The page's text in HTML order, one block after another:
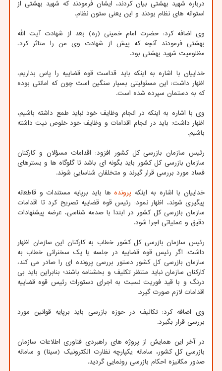
درباره شهید بهشتی بیان کردند، ایشان فرمودند که شهید بهشتی از
استوانه های نظام بودند و این یعنی ستون نظام.
وی اضافه کرد: حضرت امام خمینی (ره) بعد از شهادت آیت الله
بهشتی فرمودند آنچه که پیش از شهادت وی من را متاثر کرد،
مظلومیت شهید بهشتی بود.
خداییان با اشاره به اینکه باید قداست قوه قضاییه را پاس بداریم،
اظهار داشت: این مسئولیتی بسیار سنگین است چون که امانتی بوده
که به دستمان سپرده شده است.
وی با اشاره به اینکه در انجام وظایف خود نباید طمع داشته باشیم،
اظهار داشت: باید در انجام اقدامات و وظایف خود خلوص نیت داشته
باشیم.
رئیس سازمان بازرسی کل کشور افزود: اقدامات مسؤلان و کارکنان
سازمان بازرسی کل کشور باید بگونه ای باشد تا گلوگاه ها و بسترهای
فساد مورد بررسی قرار گیرند و متخلفان شناسایی شوند.
خداییان با اشاره به اینکه پرونده ها باید برپایه مستندات و قاطعانه
پیگیری شوند، اظهار نمود: رئیس قوه قضاییه تصریح کرد تا اقدامات
سازمان بازرسی کل کشور در ابتدا با صدمه شناسی، عرضه پیشنهادات
دقیق و عملیاتی اجرا شود.
رئیس سازمان بازرسی کل کشور خطاب به کارکنان این سازمان اظهار
داشت: اگر رئیس قوه قضاییه در جلسه یا یک سخنرانی خطاب به
سازمان بازرسی کل کشور دستور بررسی پرونده ای را صادر می کند،
کارکنان سازمان نباید منتظر تکلیف و بخشنامه باشند؛ بنابراین باید بی
درنگ و با قید فوریت نسبت به اجرای دستورات رئیس قوه قضاییه
اقدامات لازم صورت گیرد.
وی اضافه کرد: تکالیف در حوزه بازرسی باید برپایه قوانین مورد
بررسی قرار بگیرد.
در آخر این همایش از پروژه های راهبردی فناوری اطلاعات سازمان
بازرسی کل کشور، سامانه یکپارچه نظارت الکترونیک (سینا) و سامانه
صدور مکانیزه احکام بازرسی رونمایی گردید.